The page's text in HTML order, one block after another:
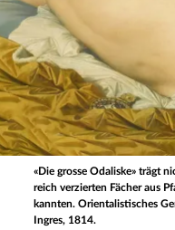
«Die grosse Odaliske» trägt
reich verzierten Fächer aus
kannten. Orientalistisches
Ingres, 1814.